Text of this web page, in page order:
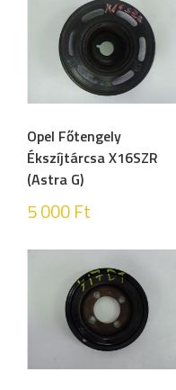
Opel Főtengely
Ékszíjtárcsa X16SZR
(Astra G)
5 000Ft